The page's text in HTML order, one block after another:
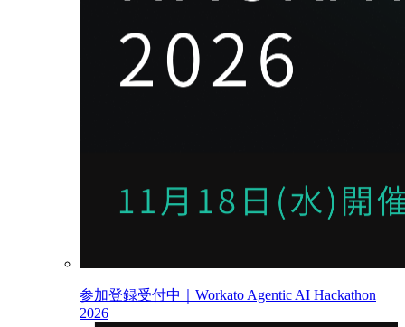
参加登録受付中｜Workato Agentic AI Hackathon
2026